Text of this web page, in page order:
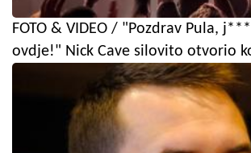
FOTO & VIDEO / "Pozdrav Pula,
ovdje!" Nick Cave silovito otvorio